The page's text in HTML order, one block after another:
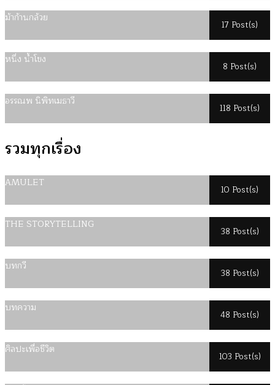
ม้าก้านกล้วย
17 Post(s)
หนึ่ง น้ำโขง
8 Post(s)
อรรณพ นิพิทเมธาวี
118 Post(s)
รวมทุกเรื่อง
AMULET
10 Post(s)
THE STORYTELLING
38 Post(s)
บทกวี
38 Post(s)
บทความ
48 Post(s)
ศิลปะเพื่อชีวิต
103 Post(s)